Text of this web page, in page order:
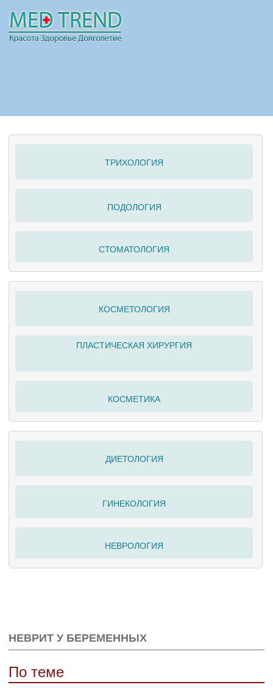
ПОЛЕЗНО
ТРИХОЛОГИЯ
ПОДОЛОГИЯ
СТОМАТОЛОГИЯ
КОСМЕТОЛОГИЯ
ПЛАСТИЧЕСКАЯ ХИРУРГИЯ
КОСМЕТИКА
ДИЕТОЛОГИЯ
ГИНЕКОЛОГИЯ
НЕВРОЛОГИЯ
НЕВРИТ У БЕРЕМЕННЫХ
По теме